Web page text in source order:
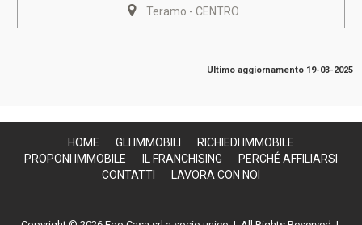
Teramo - CENTRO
Ultimo aggiornamento 19-03-2025
HOME GLI IMMOBILI
RICHIEDI IMMOBILE
PROPONI IMMOBILE
IL FRANCHISING
PERCHÉ AFFILIARSI
CONTATTI
LAVORA CON NOI